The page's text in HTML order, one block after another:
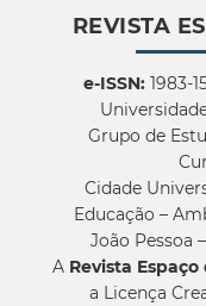
REVISTA
e-ISSN:1983-
Grupo de
Cidade
Educação –
João Pessoa
A Revista
a Licença